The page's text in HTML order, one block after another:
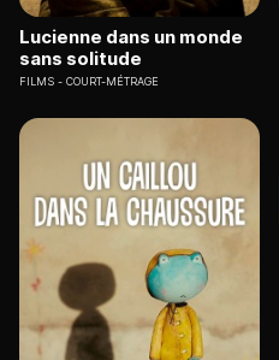
Lucienne dans un monde
sans solitude
FILMS COURT-MÉTRAGE